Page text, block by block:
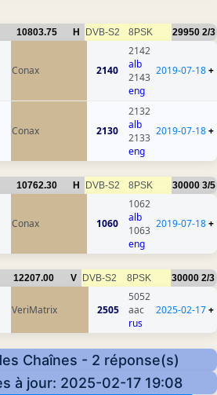
10803.75 H DVB-S2 8PSK 29950 2/3
Conax 2140
2142
alb
2143
eng
2019-07-18+
Conax 2130
2132
alb
2133
eng
2019-07-18+
10762.30 H DVB-S2 8PSK 30000 3/5
Conax 1060
1062
alb
1063
eng
2019-07-18+
12207.00 V DVB-S2 8PSK 30000 2/3
VeriMatrix 2505
5052
aac
rus
2025-02-17+
Chaînes - 2 réponse(s)
à jour: 2025-02-17 19:08